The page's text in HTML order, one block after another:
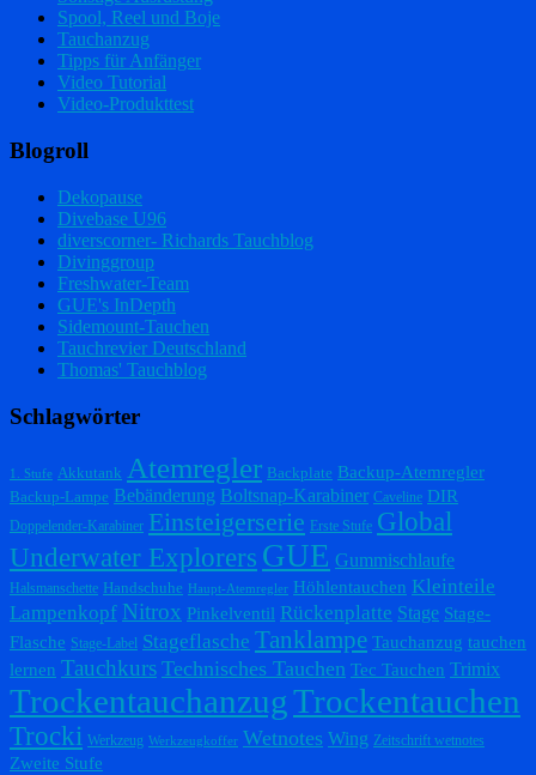
Spool, Reel und Boje
Tauchanzug
Tipps für Anfänger
Video Tutorial
Video-Produkttest
Blogroll
Dekopause
Divebase U96
diverscorner- Richards Tauchblog
Divinggroup
Freshwater-Team
GUE's InDepth
Sidemount-Tauchen
Tauchrevier Deutschland
Thomas' Tauchblog
Schlagwörter
1. Stufe Akkutank Atemregler Backplate Backup-Atemregler
Backup-Lampe Bebänderung Boltsnap-Karabiner Caveline DIR
Doppelender-Karabiner Einsteigerserie Erste Stufe Global
Underwater Explorers GUE Gummischlaufe
Halsmanschette Handschuhe Haupt-Atemregler Höhlentauchen Kleinteile
Lampenkopf Nitrox Pinkelventil Rückenplatte Stage Stage-
Flasche Stage-Label Stageflasche Tanklampe Tauchanzug tauchen
lernen Tauchkurs Technisches Tauchen Tec Tauchen Trimix
TrockentauchanzugTrockentauchen
Trocki Werkzeug Werkzeugkoffer Wetnotes Wing Zeitschrift wetnotes
Zweite Stufe